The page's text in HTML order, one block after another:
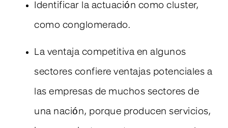
Identificar la actuación como cluster,
como conglomerado.
La ventaja competitiva en algunos
sectores confiere ventajas potenciales a
las empresas de muchos sectores de
una nación, porque producen servicios,